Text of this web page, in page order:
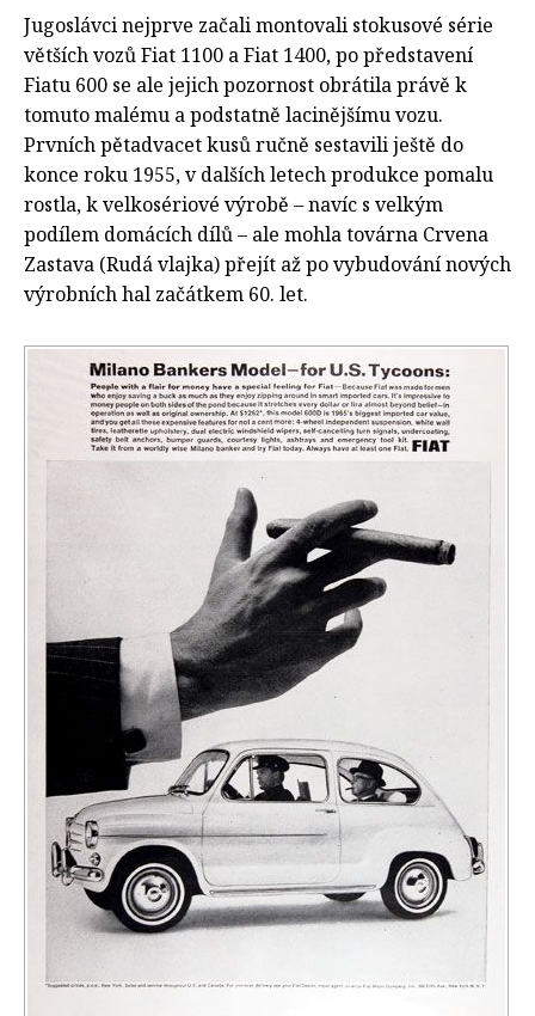
Jugoslávci nejprve začali montovali stokusové série
větších vozů Fiat 1100 a Fiat 1400, po představení
Fiatu 600 se ale jejich pozornost obrátila právě k
tomuto malému a podstatně lacinějšímu vozu.
Prvních pětadvacet kusů ručně sestavili ještě do
konce roku 1955, v dalších letech produkce pomalu
rostla, k velkosériové výrobě – navíc s velkým
podílem domácích dílů – ale mohla továrna Crvena
Zastava (Rudá vlajka) přejít až po vybudování nových
výrobních hal začátkem 60. let.